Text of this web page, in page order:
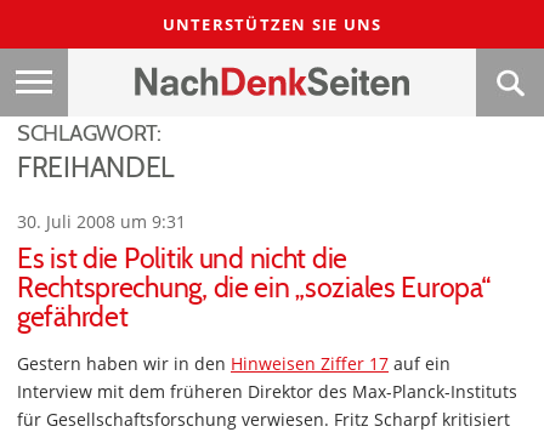
UNTERSTÜTZEN SIE UNS
SCHLAGWORT:
FREIHANDEL
30. Juli 2008 um 9:31
Es ist die Politik und nicht die
Rechtsprechung, die ein „soziales Europa“
gefährdet
Gestern haben wir in den Hinweisen Ziffer 17 auf ein
Interview mit dem früheren Direktor des Max-Planck-Instituts
für Gesellschaftsforschung verwiesen. Fritz Scharpf kritisiert